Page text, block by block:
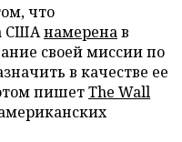
что
СШАнамеренав
своей миссии по
в качестве ее
пишетThe Wall